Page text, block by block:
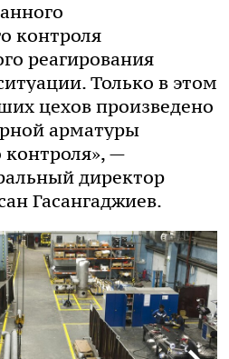
контроля
реагирования
Только в этом
цехов произведено
арматуры
контроля», —
директор
Гасангаджиев.